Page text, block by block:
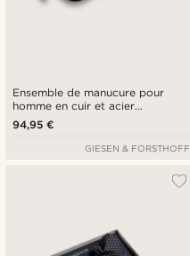
Ensemble de manucure pour
homme en cuir et acier
inoxydable
94,95 €
GIESEN & FORSTHOFF